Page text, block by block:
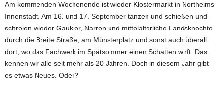
Am kommenden Wochenende ist wieder Klostermarkt in Northeims
Innenstadt. Am 16. und 17. September tanzen und schießen und
schreien wieder Gaukler, Narren und mittelalterliche Landsknechte
durch die Breite Straße, am Münsterplatz und sonst auch überall
dort, wo das Fachwerk im Spätsommer einen Schatten wirft. Das
kennen wir alle seit mehr als 20 Jahren. Doch in diesem Jahr gibt
es etwas Neues. Oder?